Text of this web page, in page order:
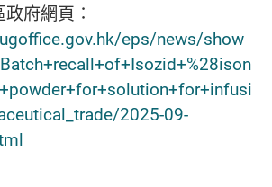
政府網頁∶
eps/news/show
2025-09-